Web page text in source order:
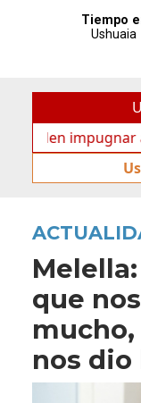
impugnar al
Melella:
que
nos dio